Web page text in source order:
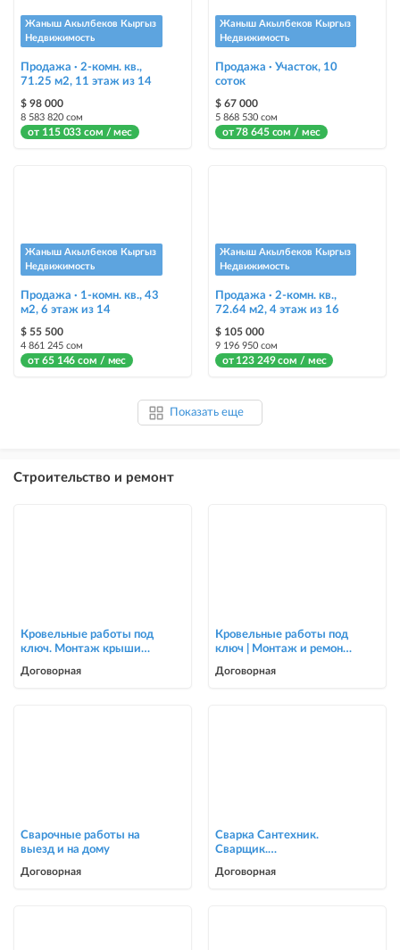
Жаныш Акылбеков Кыргыз
Недвижимость
Продажа · 2-комн. кв.,
71.25 м2, 11 этаж из 14
$ 98 000
8 583 820 сом
от 115 033 сом / мес
Жаныш Акылбеков Кыргыз
Недвижимость
Продажа · Участок, 10
соток
$ 67 000
5 868 530 сом
от 78 645 сом / мес
Жаныш Акылбеков Кыргыз
Недвижимость
Продажа · 1-комн. кв., 43
м2, 6 этаж из 14
$ 55 500
4 861 245 сом
от 65 146 сом / мес
Жаныш Акылбеков Кыргыз
Недвижимость
Продажа · 2-комн. кв.,
72.64 м2, 4 этаж из 16
$ 105 000
9 196 950 сом
от 123 249 сом / мес
Показать еще
Строительство и ремонт
Кровельные работы под
ключ. Монтаж крыши
коттеджей
Договорная
Кровельные работы под
ключ | Монтаж и ремонт
Договорная
Сварочные работы на
выезд и на дому
Договорная
Сварка Сантехник.
Сварщик.
сварочные работы в Биш
Договорная